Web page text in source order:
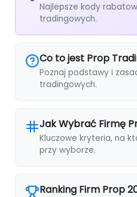
Najlepsze kody
tradingowych.
Co to jest Prop
Poznaj podstawy i
tradingowych.
Jak Wybrać Firmę
Kluczowe kryteria, na
przy wyborze.
Ranking Firm Prop